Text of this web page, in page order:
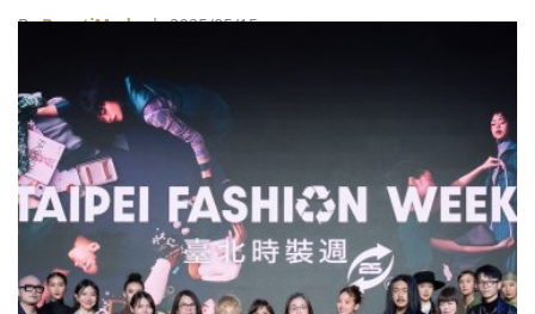
下最大受益者？》。
ByBeautiMode| 2025/05/15